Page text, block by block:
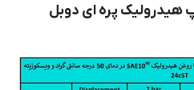
پره ای دوبل